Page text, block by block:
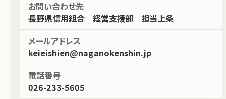
お問い合わせ先
長野県信用組合 経営支援部 担当上条
メールアドレス
keieishien@naganokenshin.jp
電話番号
026-233-5605